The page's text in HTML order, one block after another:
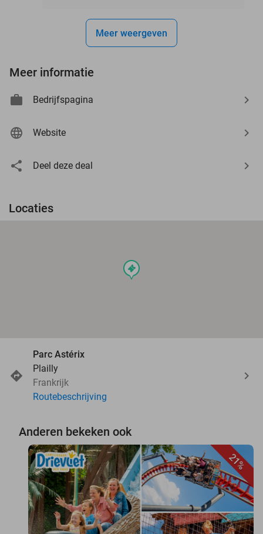
Meer weergeven
Meer informatie
Bedrijfspagina
Website
Deel deze deal
Locaties
events
Parc Astérix
Plailly
Frankrijk
Routebeschrijving
Anderen bekeken ook
21%